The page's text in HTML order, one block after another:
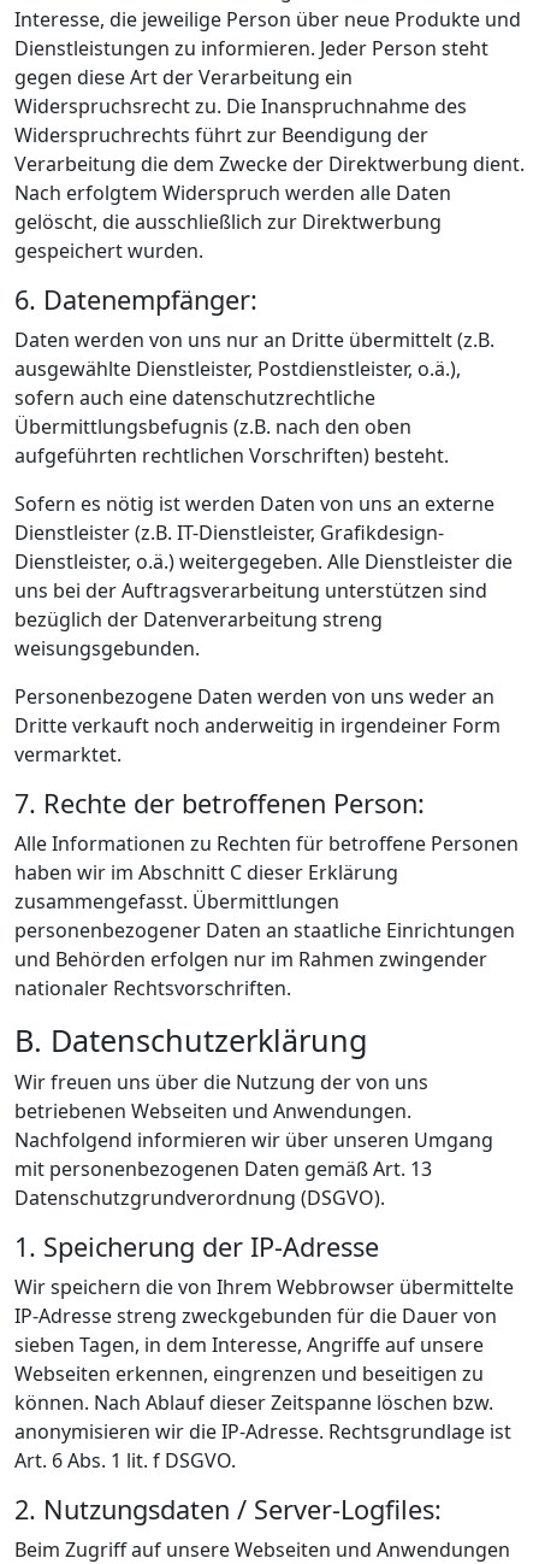
Interesse, die jeweilige Person über neue Produkte und
Dienstleistungen zu informieren. Jeder Person steht
gegen diese Art der Verarbeitung ein
Widerspruchsrecht zu. Die Inanspruchnahme des
Widerspruchrechts führt zur Beendigung der
Verarbeitung die dem Zwecke der Direktwerbung dient.
Nach erfolgtem Widerspruch werden alle Daten
gelöscht, die ausschließlich zur Direktwerbung
gespeichert wurden.
6. Datenempfänger:
Daten werden von uns nur an Dritte übermittelt (z.B.
ausgewählte Dienstleister, Postdienstleister, o.ä.),
sofern auch eine datenschutzrechtliche
Übermittlungsbefugnis (z.B. nach den oben
aufgeführten rechtlichen Vorschriften) besteht.
Sofern es nötig ist werden Daten von uns an externe
Dienstleister (z.B. IT-Dienstleister, Grafikdesign-
Dienstleister, o.ä.) weitergegeben. Alle Dienstleister die
uns bei der Auftragsverarbeitung unterstützen sind
bezüglich der Datenverarbeitung streng
weisungsgebunden.
Personenbezogene Daten werden von uns weder an
Dritte verkauft noch anderweitig in irgendeiner Form
vermarktet.
7. Rechte der betroffenen Person:
Alle Informationen zu Rechten für betroffene Personen
haben wir im Abschnitt C dieser Erklärung
zusammengefasst. Übermittlungen
personenbezogener Daten an staatliche Einrichtungen
und Behörden erfolgen nur im Rahmen zwingender
nationaler Rechtsvorschriften.
B. Datenschutzerklärung
Wir freuen uns über die Nutzung der von uns
betriebenen Webseiten und Anwendungen.
Nachfolgend informieren wir über unseren Umgang
mit personenbezogenen Daten gemäß Art. 13
Datenschutzgrundverordnung (DSGVO).
1. Speicherung der IP-Adresse
Wir speichern die von Ihrem Webbrowser übermittelte
IP-Adresse streng zweckgebunden für die Dauer von
sieben Tagen, in dem Interesse, Angriffe auf unsere
Webseiten erkennen, eingrenzen und beseitigen zu
können. Nach Ablauf dieser Zeitspanne löschen bzw.
anonymisieren wir die IP-Adresse. Rechtsgrundlage ist
Art. 6 Abs. 1 lit. f DSGVO.
2. Nutzungsdaten / Server-Logfiles:
Beim Zugriff auf unsere Webseiten und Anwendungen